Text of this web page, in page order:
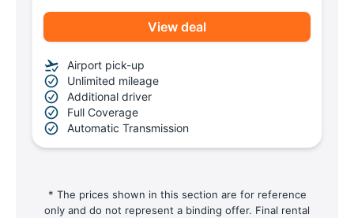
View deal
Airport pick-up
Unlimited mileage
Additional driver
Full Coverage
Automatic Transmission
* The prices shown in this section are for reference
only and do not represent a binding offer. Final rental